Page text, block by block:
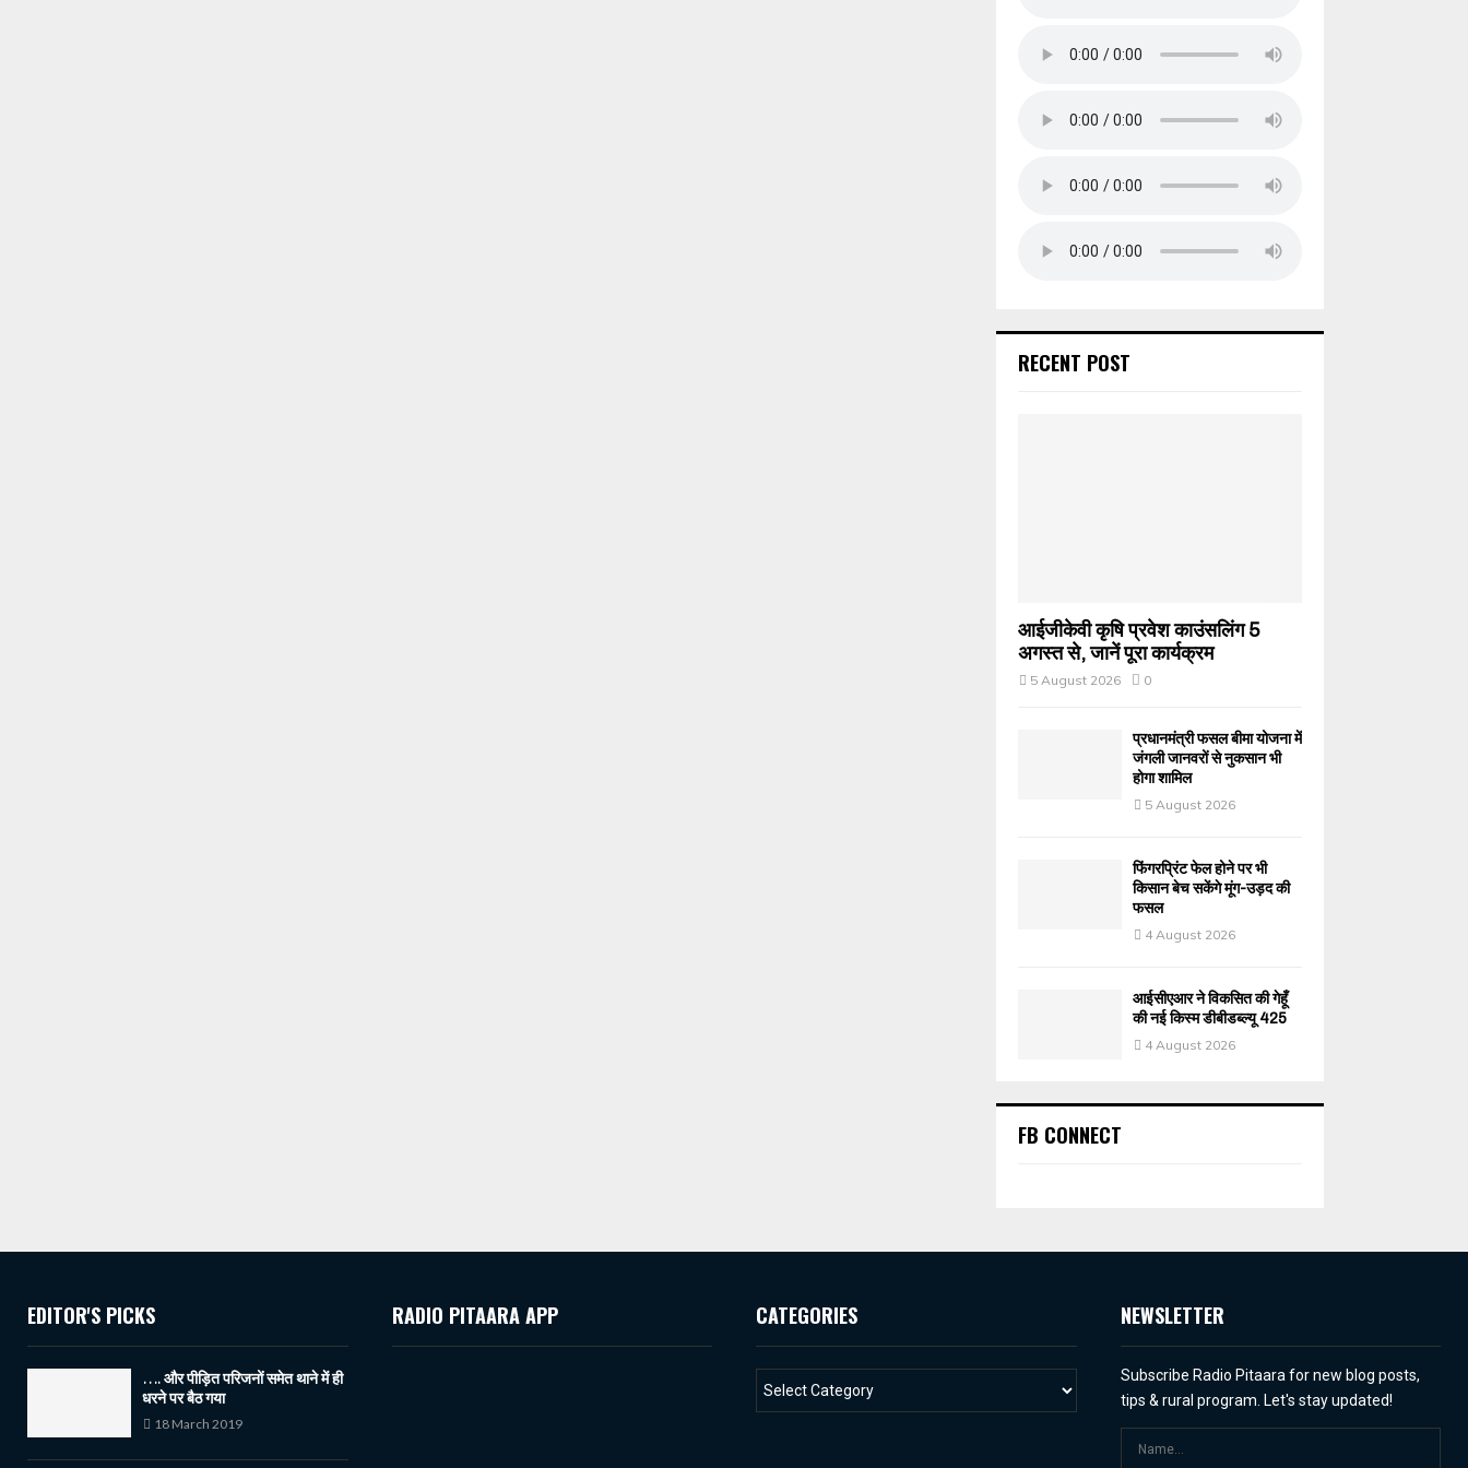
RECENT POST
आईजीकेवी कृषि प्रवेश काउंसलिंग 5
अगस्त से, जानें पूरा कार्यक्रम
5 August 2026 0
प्रधानमंत्री फसल बीमा योजना में
जंगली जानवरों से नुकसान भी
होगा शामिल
5 August 2026
फिंगरप्रिंट फेल होने पर भी
किसान बेच सकेंगे मूंग-उड़द की
फसल
4 August 2026
आईसीएआर ने विकसित की गेहूँ
की नई किस्म डीबीडब्ल्यू 425
4 August 2026
FB CONNECT
EDITOR'S PICKS
…. और पीड़ित परिजनों समेत थाने में ही
धरने पर बैठ गया
18 March 2019
RADIO PITAARA APP CATEGORIES NEWSLETTER
Subscribe Radio Pitaara for new blog posts,
tips & rural program. Let's stay updated!